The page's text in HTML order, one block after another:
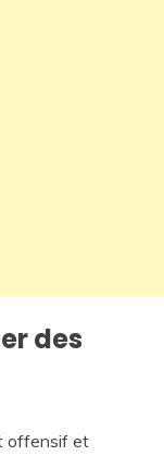
des
offensif et